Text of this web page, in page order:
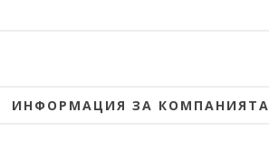
ИНФОРМАЦИЯ ЗА КОМПАНИЯТА